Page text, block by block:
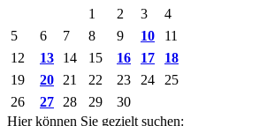
1
2 3
4
5
6 7 8 9 10
11
12
13 14 15 16 17
18
19
20 21 22 23 24
25
26
27 28 29
30
Hier können Sie gezielt suchen: